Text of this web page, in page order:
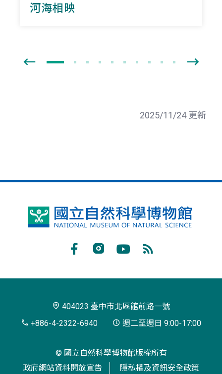
河海相映
2025/11/24 更新
國
博
閱
404023 臺中市北區館前路一號
+886-4-2322-6940
週二至週日 9:00-17:00
© 國立自然科學博物館版權所有
政府網站資料開放宣告
隱私權及資訊安全政策